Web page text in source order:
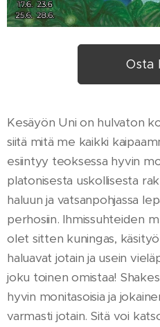
Osta
Kesäyön Uni on hulvaton
siitä mitä me kaikki
esiintyy teoksessa hyvin
platonisesta uskollisesta
haluun ja vatsanpohjassa
perhosiin. Ihmissuhteiden
olet sitten kuningas,
haluavat jotain ja usein
joku toinen omistaa!
hyvin monitasoisia ja
varmasti jotain. Sitä voi